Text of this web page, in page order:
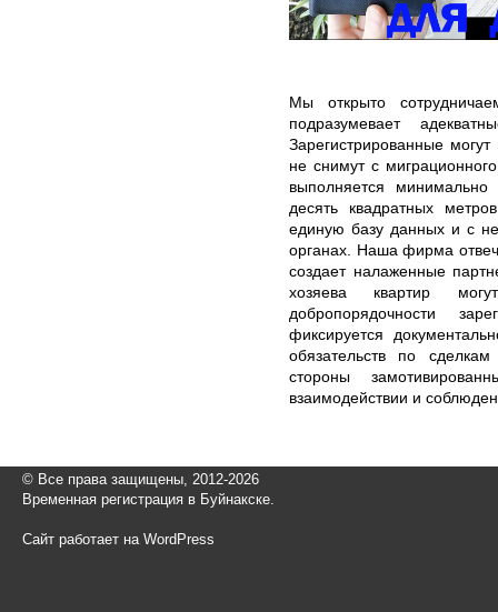
Мы открыто
подразумевает
Зарегистрированные
не снимут с
выполняется
десять квадратных
единую базу данных и с
органах. Наша фирма
создает налаженные
хозяева квартир
добропорядочности
фиксируется
обязательств по
стороны
взаимодействии и
© Все права защищены, 2012-2026
Временная регистрация в Буйнакске.
Сайт работает на WordPress